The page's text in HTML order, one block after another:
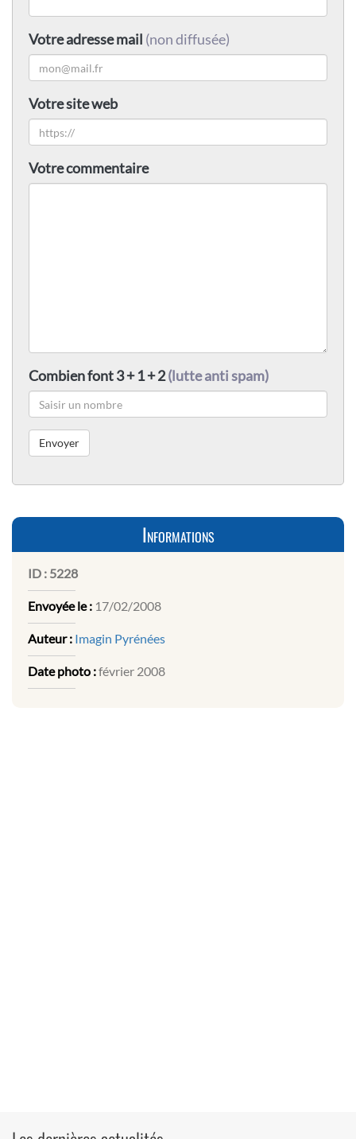
Votre adresse mail (non diffusée)
Votre site web
Votre commentaire
Combien font 3 + 1 + 2(lutte anti spam)
Informations
ID : 5228
Envoyée le : 17/02/2008
Auteur : Imagin Pyrénées
Date photo :février 2008